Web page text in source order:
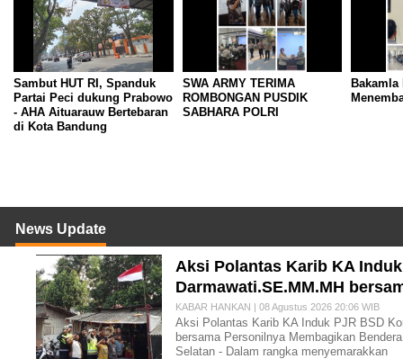
Sambut HUT RI, Spanduk
Partai Peci dukung Prabowo
- AHA Aituarauw Bertebaran
di Kota Bandung
SWA ARMY TERIMA
ROMBONGAN PUSDIK
SABHARA POLRI
Bakamla
News Update
Aksi Polantas Karib KA
Darmawati.SE.MM.MH
KABAR HANKAN | 08 Agustus 2026 20:06 WIB
Aksi Polantas Karib KA Induk PJR BSD
bersama Personilnya Membagikan
Selatan - Dalam rangka menyemarakkan